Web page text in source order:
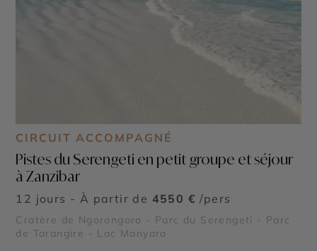
CIRCUIT ACCOMPAGNÉ
Pistes du Serengeti en petit groupe et séjour
à Zanzibar
12 jours - À partir de 4550 € /pers
Cratère de Ngorongoro - Parc du Serengeti - Parc
de Tarangire - Lac Manyara